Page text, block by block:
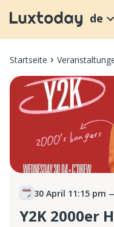
de
Startseite
30 April 11:15 pm
Y2K 2000er